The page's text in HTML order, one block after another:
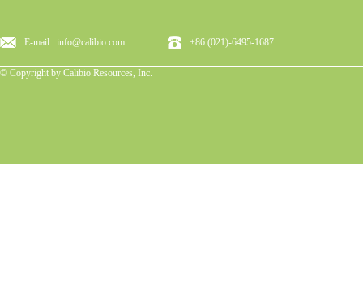
E-mail : info@calibio.com +86 (021)-6495-1687
© Copyright by Calibio Resources, Inc.